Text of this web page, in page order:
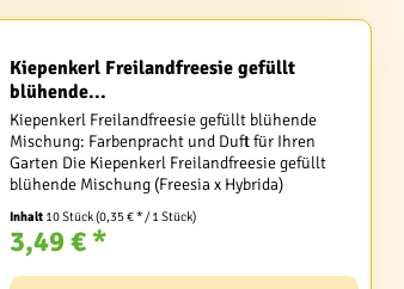
Kiepenkerl Freilandfreesie gefüllt
blühende...
Kiepenkerl Freilandfreesie gefüllt blühende
Mischung: Farbenpracht und Duft für Ihren
Garten Die Kiepenkerl Freilandfreesie gefüllt
blühende Mischung (Freesia x Hybrida)
verzaubert mit ihrer Vielfalt an Farben und ihrem
betörenden Duft....
Inhalt 10 Stück(0,35 € * / 1 Stück)
3,49 € *